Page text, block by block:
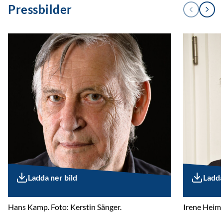
Pressbilder Previous Next
Ladda ner bild
Hans Kamp. Foto: Kerstin Sänger. Irene